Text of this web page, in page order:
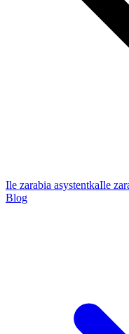
Ile zarabia asystentkaIle
Blog